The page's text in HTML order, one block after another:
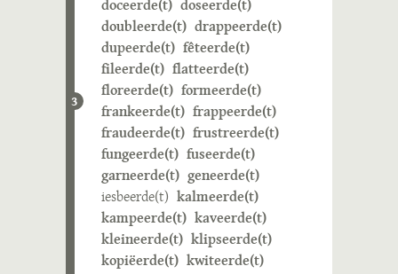
3
doceerde(t) doseerde(t)
doubleerde(t) drappeerde(t)
dupeerde(t) fêteerde(t)
fileerde(t) flatteerde(t)
floreerde(t) formeerde(t)
frankeerde(t) frappeerde(t)
fraudeerde(t) frustreerde(t)
fungeerde(t) fuseerde(t)
garneerde(t) geneerde(t)
iesbeerde(t) kalmeerde(t)
kampeerde(t) kaveerde(t)
kleineerde(t) klipseerde(t)
kopiëerde(t) kwiteerde(t)